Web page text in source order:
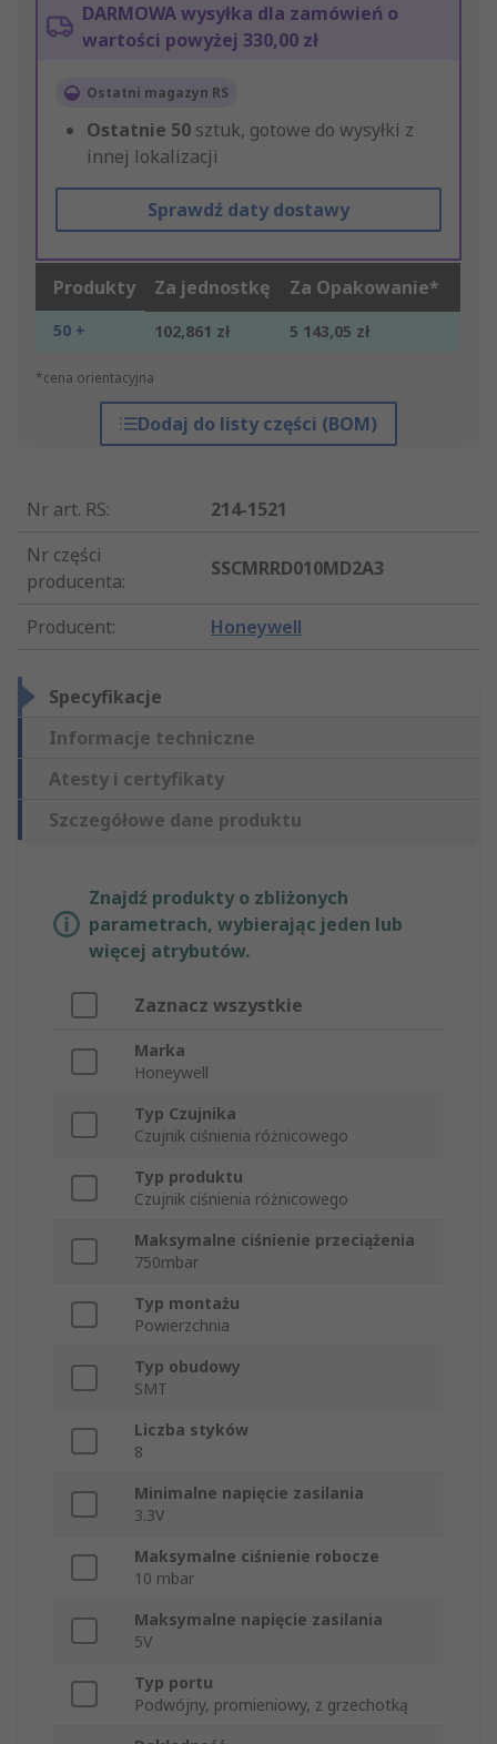
DARMOWA wysyłka dla zamówień o
wartości powyżej 330,00 zł
Ostatni magazyn RS
Ostatnie 50 sztuk, gotowe do wysyłki z
innej lokalizacji
Sprawdź daty dostawy
Produkty Za jednostkę Za Opakowanie*
50 + 102,861 zł 5 143,05 zł
*cena orientacyjna
Dodaj do listy części (BOM)
Nr art. RS:
214-1521
Nr części
producenta:
SSCMRRD010MD2A3
Producent: Honeywell
Specyfikacje
Informacje techniczne
Atesty i certyfikaty
Szczegółowe dane produktu
Znajdź produkty o zbliżonych
parametrach, wybierając jeden lub
więcej atrybutów.
Zaznacz wszystkie
Marka
Honeywell
Typ Czujnika
Czujnik ciśnienia różnicowego
Typ produktu
Czujnik ciśnienia różnicowego
Maksymalne ciśnienie przeciążenia
750mbar
Typ montażu
Powierzchnia
Typ obudowy
SMT
Liczba styków
8
Minimalne napięcie zasilania
3.3V
Maksymalne ciśnienie robocze
10 mbar
Maksymalne napięcie zasilania
5V
Typ portu
Podwójny, promieniowy, z grzechotką